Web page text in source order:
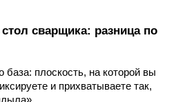
сварщика: разница по
база: плоскость, на которой вы
и прихватываете так,